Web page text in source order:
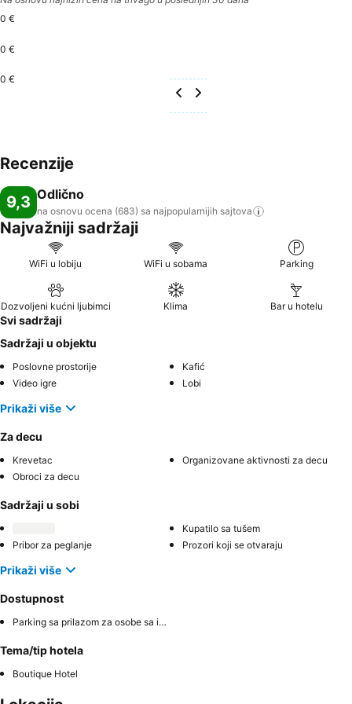
0 €
0 €
0 €
Recenzije
9,3 Odlično
na osnovu ocena (683) sa najpopularnijih sajtova
Najvažniji sadržaji
WiFi u lobiju WiFi u sobama Parking
Dozvoljeni kućni ljubimci Klima Bar u hotelu
Svi sadržaji
Sadržaji u objektu
Poslovne prostorije
Kafić
Video igre
Lobi
Prikaži više
Za decu
Krevetac
Organizovane aktivnosti za decu
Obroci za decu
Sadržaji u sobi
Kupatilo sa tušem
Pribor za peglanje
Prozori koji se otvaraju
Prikaži više
Dostupnost
Parking sa prilazom za osobe sa invaliditetom
Tema/tip hotela
Boutique Hotel